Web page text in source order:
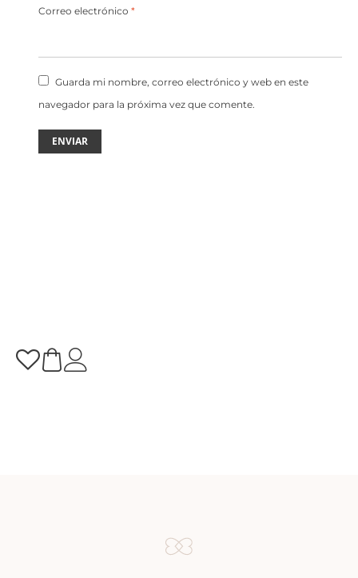
Correo electrónico *
Guarda mi nombre, correo electrónico y web en este
navegador para la próxima vez que comente.